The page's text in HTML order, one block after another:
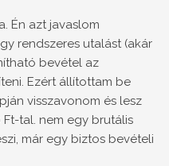
Én azt javaslom
rendszeres utalást (akár
bevétel az
Ezért állítottam be
visszavonom és lesz
tal. nem egy brutális
már egy biztos bevételi